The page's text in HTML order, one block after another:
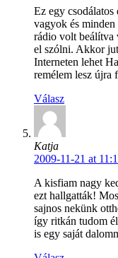
Ez egy
vagyok és
rádio volt beálítva
el szólni. Akkor
Interneten lehet
remélem lesz újra
Válasz
Katja
2009-11-21 at
A kisfiam nagy
ezt hallgatták!
sajnos nekünk
így ritkán tudom
is egy saját